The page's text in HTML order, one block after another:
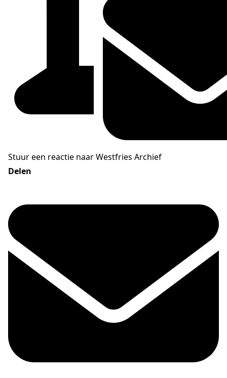
Stuur een reactie naar Westfries Archief
Delen